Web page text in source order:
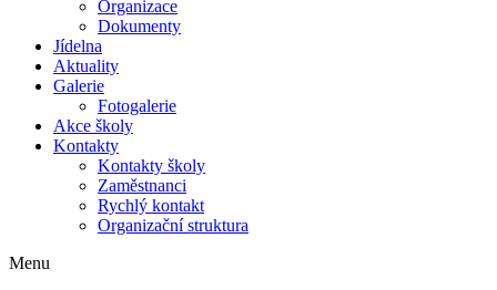
Organizace
Dokumenty
Jídelna
Aktuality
Galerie
Fotogalerie
Akce školy
Kontakty
Kontakty školy
Zaměstnanci
Rychlý kontakt
Organizační struktura
Menu